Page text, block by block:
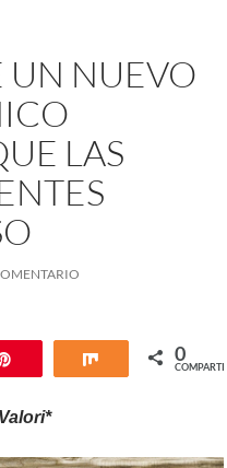
UN NUEVO
LAS
Compartir
0
COMPARTIR